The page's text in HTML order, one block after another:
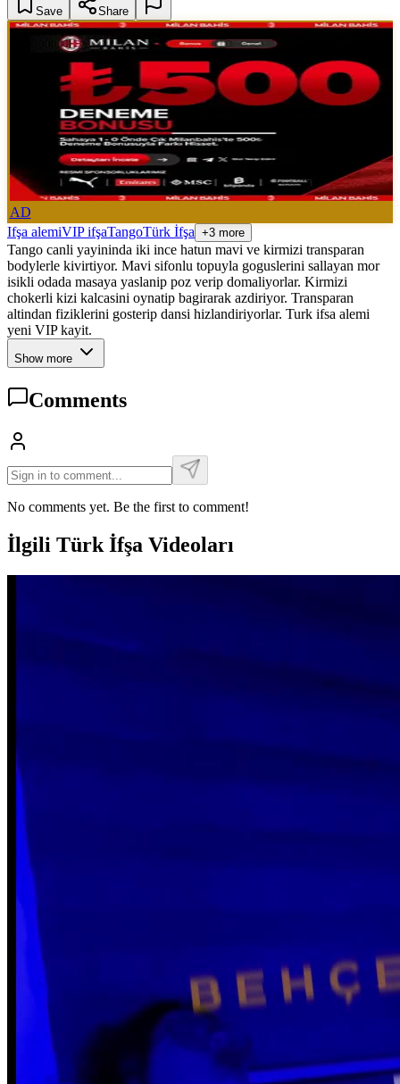
Save Share
AD
Ifşa alemiVIP ifşaTangoTürk İfşa +3 more
Tango canli yayininda iki ince hatun mavi ve kirmizi transparan
bodylerle kivirtiyor. Mavi sifonlu topuyla goguslerini sallayan mor
isikli odada masaya yaslanip poz verip domaliyorlar. Kirmizi
chokerli kizi kalcasini oynatip bagirarak azdiriyor. Transparan
altindan fiziklerini gosterip dansi hizlandiriyorlar. Turk ifsa alemi
yeni VIP kayit.
Show more
Comments
No comments yet. Be the first to comment!
İlgili Türk İfşa Videoları